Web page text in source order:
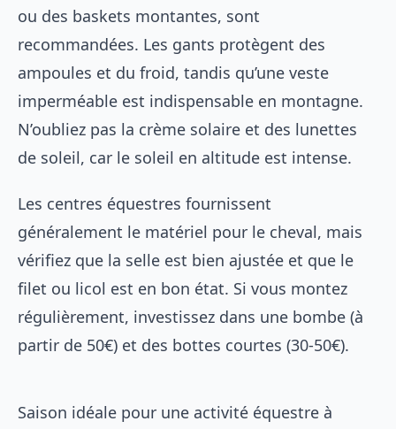
ou des baskets montantes, sont
recommandées. Les gants protègent des
ampoules et du froid, tandis qu’une veste
imperméable est indispensable en montagne.
N’oubliez pas la crème solaire et des lunettes
de soleil, car le soleil en altitude est intense.
Les centres équestres fournissent
généralement le matériel pour le cheval, mais
vérifiez que la selle est bien ajustée et que le
filet ou licol est en bon état. Si vous montez
régulièrement, investissez dans une bombe (à
partir de 50€) et des bottes courtes (30-50€).
Saison idéale pour une activité équestre à